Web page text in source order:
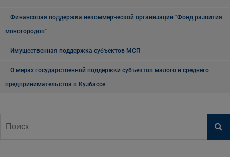
Финансовая поддержка некоммерческой организации "Фонд развития
моногородов"
Имущественная поддержка субъектов МСП
О мерах государственной поддержки субъектов малого и среднего
предпринимательства в Кузбассе